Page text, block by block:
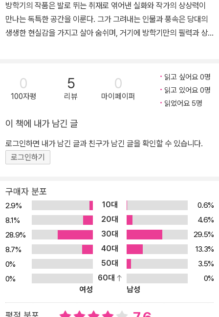
방학기의 작품은 발로 뛰는 취재로 엮어낸 실화와 작가의 상상력이
만나는 독특한 공간을 이룬다. 그가 그려내는 인물과 풍속은 당대의
생생한 현실감을 가지고 살아 숨쉬며, 거기에 방학기만의 필력과 상
75년 <애사당 홍도>(선데이서울) 1977년 <바리데기>(선데이서
울) 1979년 <다모 남순이>(스포츠서울) 1982년 <데카메론 속>
(스포츠서울) 1985년 <감격시대>(스포츠서울) 1989년 <바람의
파이터>(스포츠서울) 1990년 <거미춤>(스포츠동아) 1994년 <다
모>(스포츠서울) 1997년 <피와 꽃>(스포츠서울) 1999년 <꽃점이
0
100자평
5
리뷰
0
마이페이퍼
읽고 싶어요 0명
읽고 있어요 0명
읽었어요 5명
이 책에 내가 남긴 글
로그인하면 내가 남긴 글과 친구가 남긴 글을 확인할 수 있습니다.
로그인하기
구매자 분포
2.9% 10대
0.6%
8.1%
20대
4.6%
28.9%
30대
29.5%
8.7%
40대
13.3%
0%
50대
3.5%
0%
60대
0%
여성
남성